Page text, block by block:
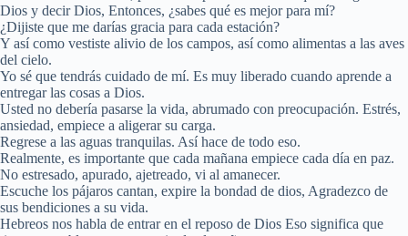
Dios y decir Dios, Entonces, ¿sabes qué es mejor para mí?
¿Dijiste que me darías gracia para cada estación?
Y así como vestiste alivio de los campos, así como alimentas a las aves
del cielo.
Yo sé que tendrás cuidado de mí. Es muy liberado cuando aprende a
entregar las cosas a Dios.
Usted no debería pasarse la vida, abrumado con preocupación. Estrés,
ansiedad, empiece a aligerar su carga.
Regrese a las aguas tranquilas. Así hace de todo eso.
Realmente, es importante que cada mañana empiece cada día en paz.
No estresado, apurado, ajetreado, vi al amanecer.
Escuche los pájaros cantan, expire la bondad de dios, Agradezco de
sus bendiciones a su vida.
Hebreos nos habla de entrar en el reposo de Dios Eso significa que